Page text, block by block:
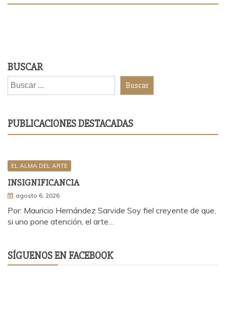
BUSCAR
Buscar
PUBLICACIONES DESTACADAS
EL ALMA DEL ARTE
INSIGNIFICANCIA
agosto 6, 2026
Por: Mauricio Hernández Sarvide Soy fiel creyente de que,
si uno pone atención, el arte…
SÍGUENOS EN FACEBOOK